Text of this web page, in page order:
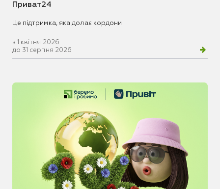
Приват24
Це підтримка, яка долає кордони
з 1 квітня 2026
до 31 серпня 2026